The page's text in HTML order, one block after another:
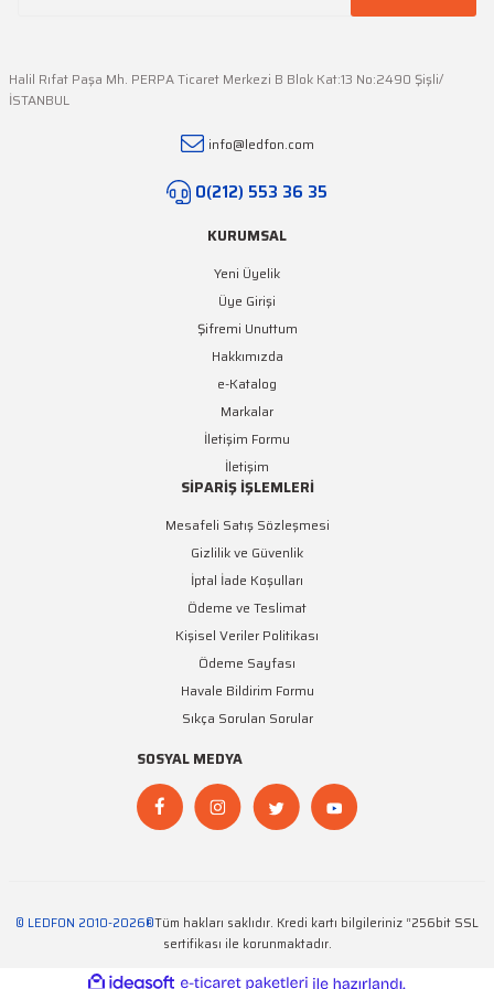
Halil Rıfat Paşa Mh. PERPA Ticaret Merkezi B Blok Kat:13 No:2490 Şişli/
İSTANBUL
info@ledfon.com
0(212) 553 36 35
KURUMSAL
Yeni Üyelik
Üye Girişi
Şifremi Unuttum
Hakkımızda
e-Katalog
Markalar
İletişim Formu
İletişim
SİPARİŞ İŞLEMLERİ
Mesafeli Satış Sözleşmesi
Gizlilik ve Güvenlik
İptal İade Koşulları
Ödeme ve Teslimat
Kişisel Veriler Politikası
Ödeme Sayfası
Havale Bildirim Formu
Sıkça Sorulan Sorular
SOSYAL MEDYA
© LEDFON 2010-2026®Tüm hakları saklıdır. Kredi kartı bilgileriniz “256bit SSL
sertifikası ile korunmaktadır.
ideasoft e-